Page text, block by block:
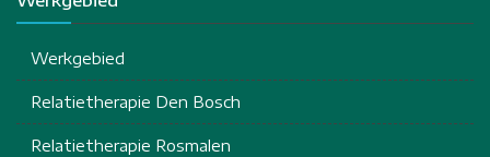
Werkgebied
Relatietherapie Den Bosch
Relatietherapie Rosmalen